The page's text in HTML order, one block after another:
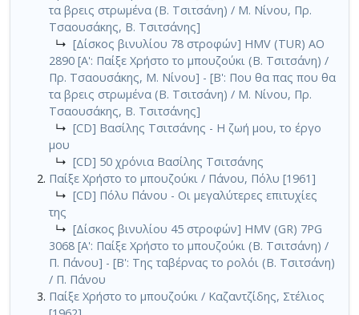
τα βρεις στρωμένα (Β. Τσιτσάνη) / Μ. Νίνου, Πρ.
Τσαουσάκης, Β. Τσιτσάνης]
↳ [Δίσκος βινυλίου 78 στροφών] HMV (TUR) AO
2890 [Α': Παίξε Χρήστο το μπουζούκι (Β. Τσιτσάνη) /
Πρ. Τσαουσάκης, Μ. Νίνου] - [Β': Που θα πας που θα
τα βρεις στρωμένα (Β. Τσιτσάνη) / Μ. Νίνου, Πρ.
Τσαουσάκης, Β. Τσιτσάνης]
↳ [CD] Βασίλης Τσιτσάνης - Η ζωή μου, το έργο
μου
↳ [CD] 50 χρόνια Βασίλης Τσιτσάνης
Παίξε Χρήστο το μπουζούκι / Πάνου, Πόλυ [1961]
↳ [CD] Πόλυ Πάνου - Οι μεγαλύτερες επιτυχίες
της
↳ [Δίσκος βινυλίου 45 στροφών] HMV (GR) 7PG
3068 [Α': Παίξε Χρήστο το μπουζούκι (Β. Τσιτσάνη) /
Π. Πάνου] - [Β': Της ταβέρνας το ρολόι (Β. Τσιτσάνη)
/ Π. Πάνου
Παίξε Χρήστο το μπουζούκι / Καζαντζίδης, Στέλιος